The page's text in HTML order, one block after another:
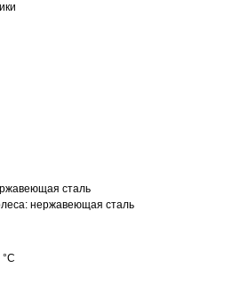
сталь
нержавеющая сталь
°С